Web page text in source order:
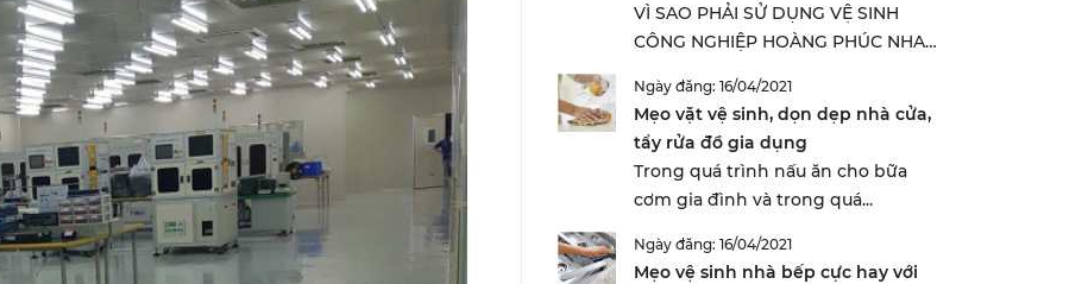
VÌ SAO PHẢI SỬ DỤNG VỆ SINH
CÔNG NGHIỆP HOÀNG PHÚC NHA
Ngày đăng: 16/04/2021
Mẹo vặt vệ sinh, dọn dẹp nhà cửa,
tẩy rửa đồ gia dụng
Trong quá trình nấu ăn cho bữa
cơm gia đình và trong quá...
Ngày đăng: 16/04/2021
Mẹo vệ sinh nhà bếp cực hay với